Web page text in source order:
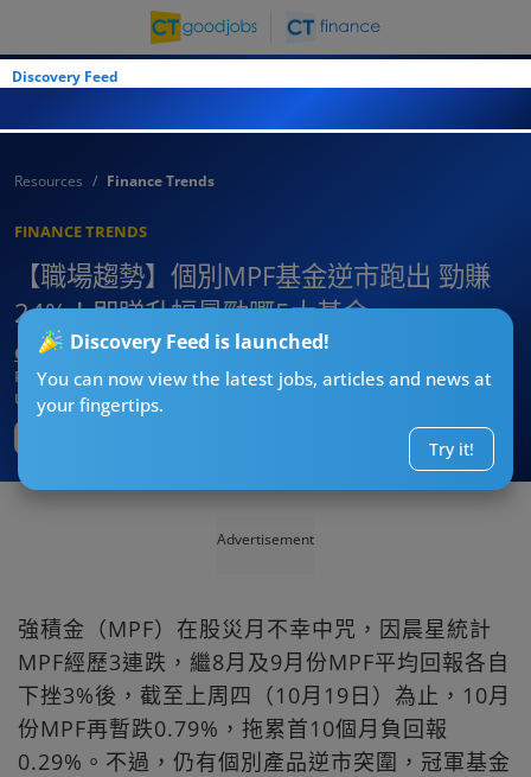
Discovery Feed
Discovery Feed is launched!
You can now view the latest jobs, articles and news at
your fingertips.
Try it!
Resources Finance Trends
FINANCE TRENDS
【職場趨勢】個別MPF基金逆市跑出 勁賺
24%！即睇升幅最勁嘅5大基金
CTgoodjobs’ Editor
Published: 2023-10-24
Updated:2023-10-24 11:49
Advertisement
強積金（MPF）在股災月不幸中咒，因晨星統計
MPF經歷3連跌，繼8月及9月份MPF平均回報各自
下挫3%後，截至上周四（10月19日）為止，10月
份MPF再暫跌0.79%，拖累首10個月負回報
0.29%。不過，仍有個別產品逆市突圍，冠軍基金